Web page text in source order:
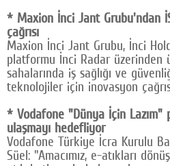
* Maxion İnci Jant Grubu'ndan
çağrısı
Maxion İnci Jant Grubu, İnci
platformu İnci Radar üzerinden
sahalarında iş sağlığı ve
teknolojiler için inovasyon
* Vodafone "Dünya İçin
ulaşmayı hedefliyor
Vodafone Türkiye İcra Kurulu
Süel: "Amacımız, e-atıkları